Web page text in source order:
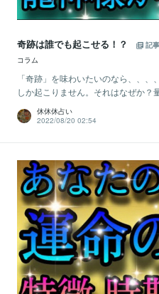
奇跡は誰でも起こせる！？
記事
コラム
「奇跡」を味わいたいのなら、、
しか起こりません。それはなぜか？
休休休占い
2022/08/20 02:54